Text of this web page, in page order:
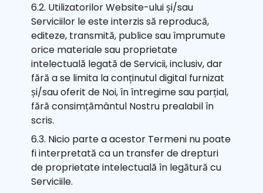
6.2. Utilizatorilor Website-ului și/sau
Serviciilor le este interzis să reproducă,
editeze, transmită, publice sau împrumute
orice materiale sau proprietate
intelectuală legată de Servicii, inclusiv, dar
fără a se limita la conținutul digital furnizat
și/sau oferit de Noi, în întregime sau parțial,
fără consimțământul Nostru prealabil în
scris.
6.3. Nicio parte a acestor Termeni nu poate
fi interpretată ca un transfer de drepturi
de proprietate intelectuală în legătură cu
Serviciile.